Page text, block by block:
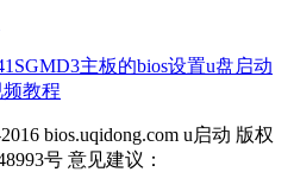
主板的bios设置u盘启动
教程
bios.uqidong.com u启动 版权
号 意见建议：